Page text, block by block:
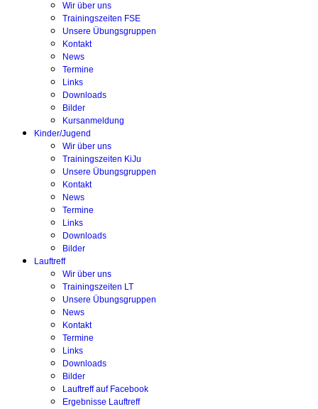
Wir über uns
Trainingszeiten FSE
Unsere Übungsgruppen
Kontakt
News
Termine
Links
Downloads
Bilder
Kursanmeldung
Kinder/Jugend
Wir über uns
Trainingszeiten KiJu
Unsere Übungsgruppen
Kontakt
News
Termine
Links
Downloads
Bilder
Lauftreff
Wir über uns
Trainingszeiten LT
Unsere Übungsgruppen
News
Kontakt
Termine
Links
Downloads
Bilder
Lauftreff auf Facebook
Ergebnisse Lauftreff